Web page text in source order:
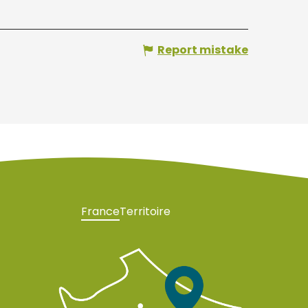
Report mistake
FranceTerritoire